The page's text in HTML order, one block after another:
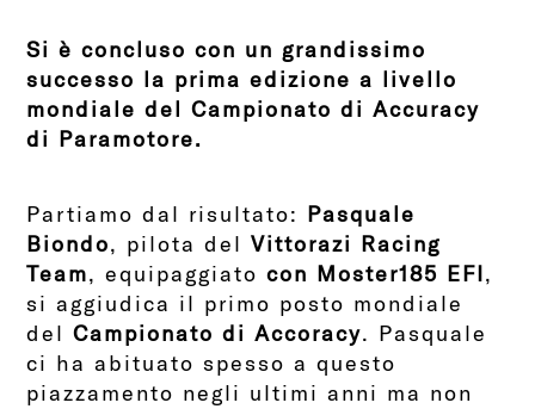
Si è concluso con un grandissimo
successo la prima edizione a livello
mondiale del Campionato di Accuracy
di Paramotore.
Partiamo dal risultato: Pasquale
Biondo, pilota delVittorazi Racing
Team, equipaggiatocon Moster185 EFI,
si aggiudica il primo posto mondiale
delCampionato di Accoracy. Pasquale
ci ha abituato spesso a questo
piazzamento negli ultimi anni ma non